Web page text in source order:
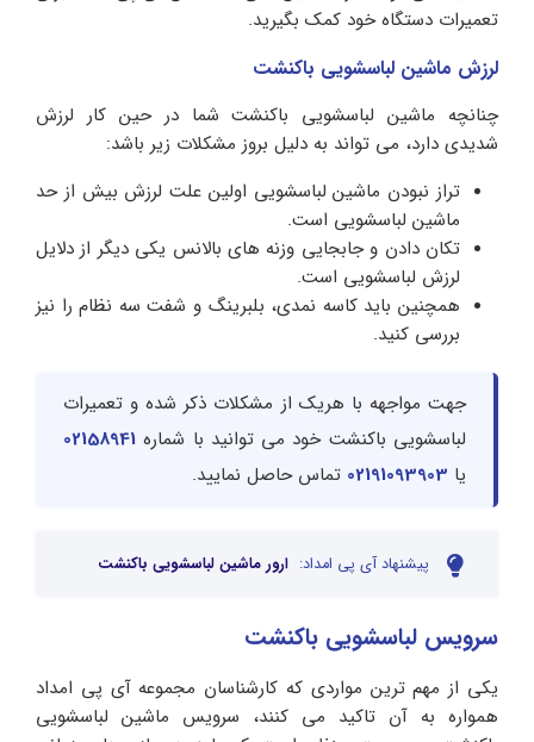
تعمیرات دستگاه خود کمک بگیرید.
لرزش ماشین لباسشویی باکنشت
چنانچه ماشین لباسشویی باکنشت شما در حین کار لرزش
شدیدی دارد، می تواند به دلیل بروز مشکلات زیر باشد:
تراز نبودن ماشین لباسشویی اولین علت لرزش بیش از حد
ماشین لباسشویی است.
تکان دادن و جابجایی وزنه های بالانس یکی دیگر از دلایل
لرزش لباسشویی است.
همچنین باید کاسه نمدی، بلبرینگ و شفت سه نظام را نیز
بررسی کنید.
جهت مواجهه با هریک از مشکلات ذکر شده و تعمیرات
لباسشویی باکنشت خود می توانید با شماره 02158941
یا 02191093903 تماس حاصل نمایید.
پیشنهاد آی پی امداد: ارور ماشین لباسشویی باکنشت
سرویس لباسشویی باکنشت
یکی از مهم ترین مواردی که کارشناسان مجموعه آی پی امداد
همواره به آن تاکید می کنند، سرویس ماشین لباسشویی